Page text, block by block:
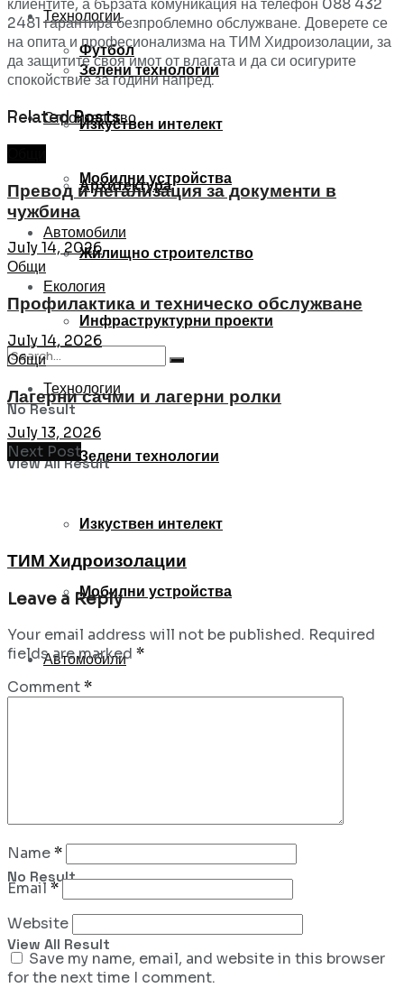
Футбол
Строителство
Архитектура
Жилищно строителство
Инфраструктурни проекти
Технологии
Зелени технологии
Изкуствен интелект
Мобилни устройства
Автомобили
No Result
View All Result
Технологии
Зелени технологии
Изкуствен интелект
Мобилни устройства
Автомобили
Екология
No Result
View All Result
клиентите, а бързата комуникация на телефон 088 432
2481 гарантира безпроблемно обслужване. Доверете се
на опита и професионализма на ТИМ Хидроизолации, за
да защитите своя имот от влагата и да си осигурите
спокойствие за години напред.
RelatedPosts
Превод и легализация за документи в
чужбина
July 14, 2026
Общи
Профилактика и техническо обслужване
July 14, 2026
Общи
Лагерни сачми и лагерни ролки
July 13, 2026
Next Post
ТИМ Хидроизолации
Leave a Reply
Your email address will not be published. Required
fields are marked *
Comment*
Name*
Email *
Website
Save my name, email, and website in this browser
for the next time I comment.